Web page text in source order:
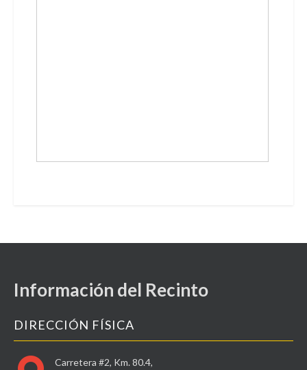
Información del Recinto
DIRECCIÓN FÍSICA
Carretera #2, Km. 80.4,